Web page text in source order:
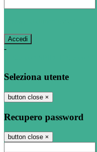
-
Seleziona utente
button close ×
Recupero password
button close ×